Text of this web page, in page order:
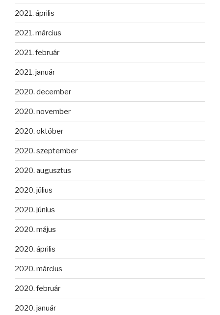
2021. április
2021. március
2021. február
2021. január
2020. december
2020. november
2020. október
2020. szeptember
2020. augusztus
2020. július
2020. június
2020. május
2020. április
2020. március
2020. február
2020. január